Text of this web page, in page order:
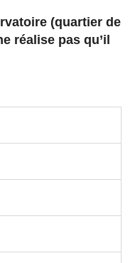
(quartier de
réalise pas qu’il